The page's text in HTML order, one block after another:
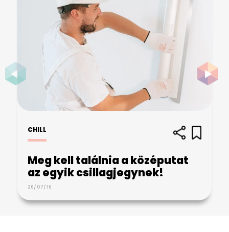
CHILL
Meg kell találnia a középutat
az egyik csillagjegynek!
26/07/16